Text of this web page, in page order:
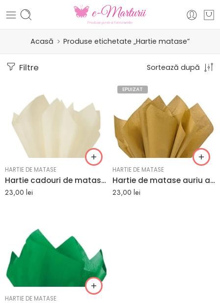
Acasă Produse etichetate „Hartie matase”
Filtre Sortează după
HARTIE DE MATASE
Hartie cadouri de matase vanila ivorie set 24 buc
23,00 lei
EPUIZAT
HARTIE DE MATASE
Hartie de matase auriu antic set 24 buc
23,00 lei
HARTIE DE MATASE